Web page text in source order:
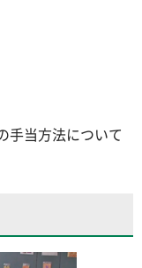
手当方法について